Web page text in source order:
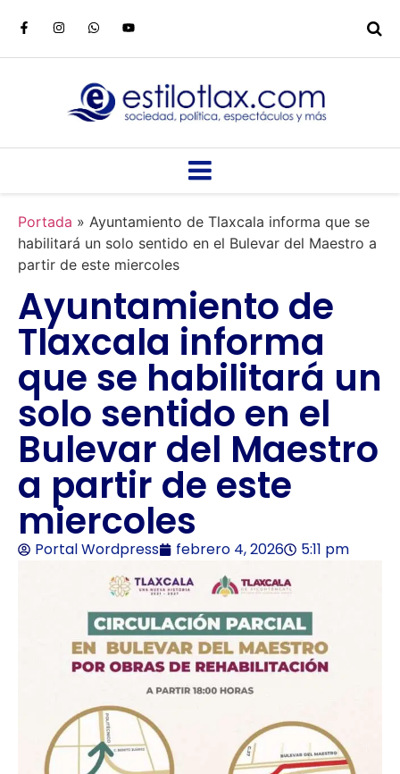
Portada » Ayuntamiento de Tlaxcala informa que se
habilitará un solo sentido en el Bulevar del Maestro a
partir de este miercoles
Ayuntamiento de
Tlaxcala informa
que se habilitará un
solo sentido en el
Bulevar del Maestro
a partir de este
miercoles
Portal Wordpress febrero 4, 2026 5:11 pm